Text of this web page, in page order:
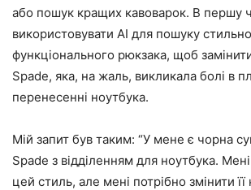
або пошук кращих кавоварок. В першу
використовувати AI для пошуку
функціонального рюкзака, щоб
Spade, яка, на жаль, викликала болі в
перенесенні ноутбука.
Мій запит був таким: “У мене є чорна
Spade з відділенням для ноутбука.
цей стиль, але мені потрібно змінити